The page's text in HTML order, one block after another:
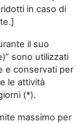
in caso di
il suo
sono utilizzati
e conservati per
le attività
(*).
massimo per